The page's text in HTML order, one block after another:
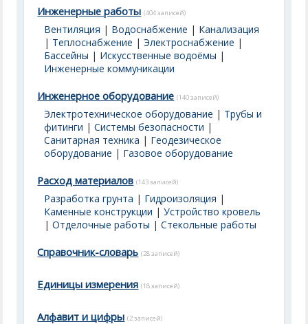
Инженерные работы (404 записей)
Вентиляция | Водоснабжение | Канализация
| Теплоснабжение |Электроснабжение |
Бассейны | Искусственные водоёмы |
Инженерные коммуникации
Инженерное оборудование (140 записей)
Электротехническое оборудование | Трубы и
фитинги |Системы безопасности |
Санитарная техника | Геодезическое
оборудование | Газовое оборудование
Расход материалов (143 записей)
Разработка грунта | Гидроизоляция |
Каменные конструкции |Устройство кровель
|Отделочные работы |Стекольные работы
Справочник-словарь (28 записей)
Единицы измерения (18 записей)
Алфавит и цифры (2 записей)